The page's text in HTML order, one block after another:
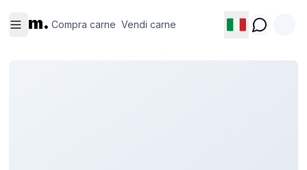
m. Compra carne Vendi carne
carne
carne